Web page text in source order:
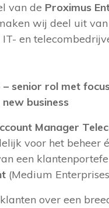
van de Proximus
wij deel uit
en
– senior rol met
business
Manager
voor het beheer
een
(Medium
over een